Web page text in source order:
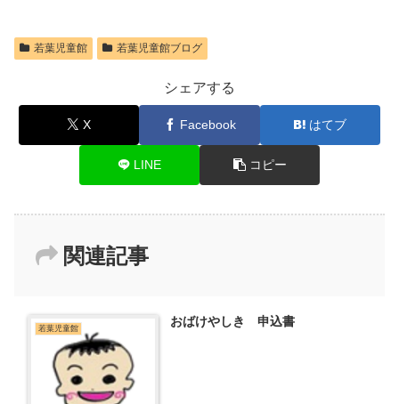
若葉児童館 若葉児童館ブログ
シェアする
X Facebook はてブ
LINE コピー
関連記事
若葉児童館 おばけやしき 申込書